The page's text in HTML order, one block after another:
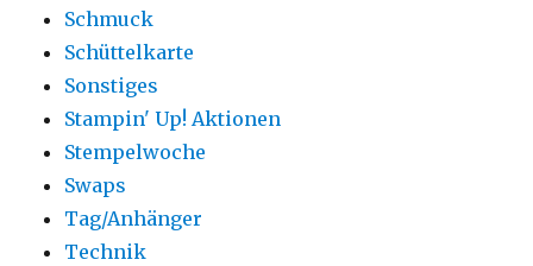
Schmuck
Schüttelkarte
Sonstiges
Stampin' Up! Aktionen
Stempelwoche
Swaps
Tag/Anhänger
Technik